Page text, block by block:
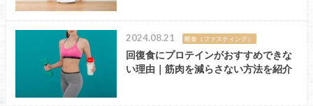
2024.08.21 断食（ファスティング）
回復食にプロテインがおすすめできな
い理由｜筋肉を減らさない方法を紹介